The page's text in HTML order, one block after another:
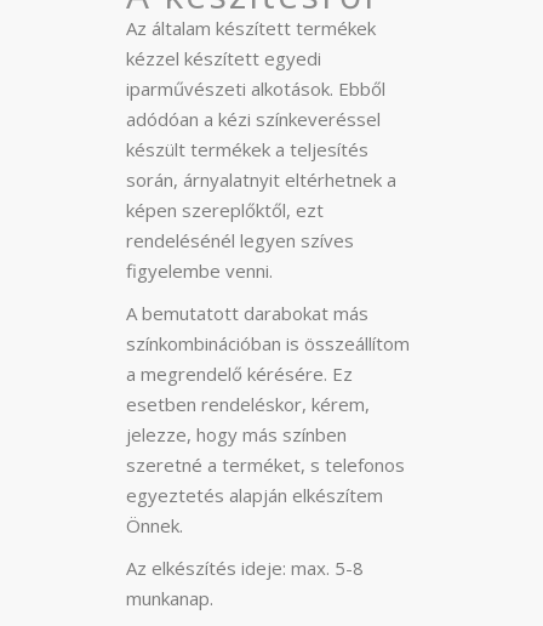
Az általam készített termékek
kézzel készített egyedi
iparművészeti alkotások. Ebből
adódóan a kézi színkeveréssel
készült termékek a teljesítés
során, árnyalatnyit eltérhetnek a
képen szereplőktől, ezt
rendelésénél legyen szíves
figyelembe venni.
A bemutatott darabokat más
színkombinációban is összeállítom
a megrendelő kérésére. Ez
esetben rendeléskor, kérem,
jelezze, hogy más színben
szeretné a terméket, s telefonos
egyeztetés alapján elkészítem
Önnek.
Az elkészítés ideje: max. 5-8
munkanap.